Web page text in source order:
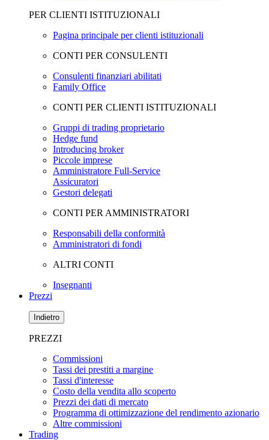
PER CLIENTI ISTITUZIONALI
Pagina principale per clienti istituzionali
CONTI PER CONSULENTI
Consulenti finanziari abilitati
Family Office
CONTI PER CLIENTI ISTITUZIONALI
Gruppi di trading proprietario
Hedge fund
Introducing broker
Piccole imprese
Amministratore Full-Service
Assicuratori
Gestori delegati
CONTI PER AMMINISTRATORI
Responsabili della conformità
Amministratori di fondi
ALTRI CONTI
Insegnanti
Prezzi
Indietro
PREZZI
Commissioni
Tassi dei prestiti a margine
Tassi d'interesse
Costo della vendita allo scoperto
Prezzi dei dati di mercato
Programma di ottimizzazione del rendimento azionario
Altre commissioni
Trading